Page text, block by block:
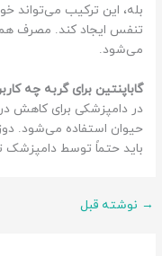
بله، این ترکیب
تنفس ایجاد کند. مصرف
می‌شود.
گاباپنتین برای گربه چه
در دامپزشکی برای کاهش
حیوان استفاده می‌شود.
باید حتماً توسط
→ نوشته قبل